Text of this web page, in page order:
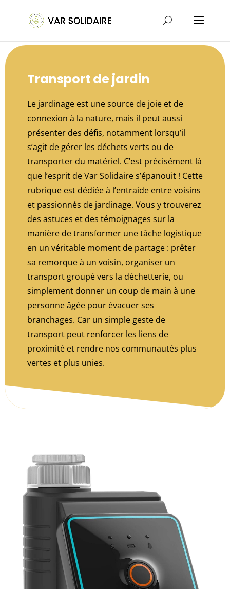
Transport de jardin
Le jardinage est une source de joie et de
connexion à la nature, mais il peut aussi
présenter des défis, notamment lorsqu’il
s’agit de gérer les déchets verts ou de
transporter du matériel. C’est précisément là
que l’esprit de Var Solidaire s’épanouit ! Cette
rubrique est dédiée à l’entraide entre voisins
et passionnés de jardinage. Vous y trouverez
des astuces et des témoignages sur la
manière de transformer une tâche logistique
en un véritable moment de partage : prêter
sa remorque à un voisin, organiser un
transport groupé vers la déchetterie, ou
simplement donner un coup de main à une
personne âgée pour évacuer ses
branchages. Car un simple geste de
transport peut renforcer les liens de
proximité et rendre nos communautés plus
vertes et plus unies.